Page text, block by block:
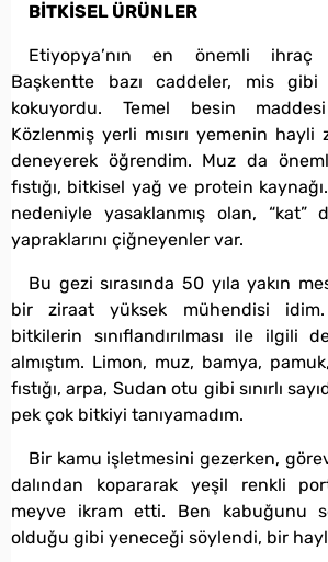
BİTKİSEL ÜRÜNLER
Etiyopya’nın en önemli ihraç
Başkentte bazı caddeler, mis gibi
kokuyordu. Temel besin
Közlenmiş yerli mısırı yemenin
deneyerek öğrendim. Muz da
fıstığı, bitkisel yağ ve protein
nedeniyle yasaklanmış olan, “kat”
yapraklarını çiğneyenler var.
Bu gezi sırasında 50 yıla yakın
bir ziraat yüksek mühendisi
bitkilerin sınıflandırılması ile ilgili
almıştım. Limon, muz, bamya,
fıstığı, arpa, Sudan otu gibi sınırlı
pek çok bitkiyi tanıyamadım.
Bir kamu işletmesini gezerken,
dalından kopararak yeşil renkli
meyve ikram etti. Ben kabuğunu
olduğu gibi yeneceği söylendi, bir